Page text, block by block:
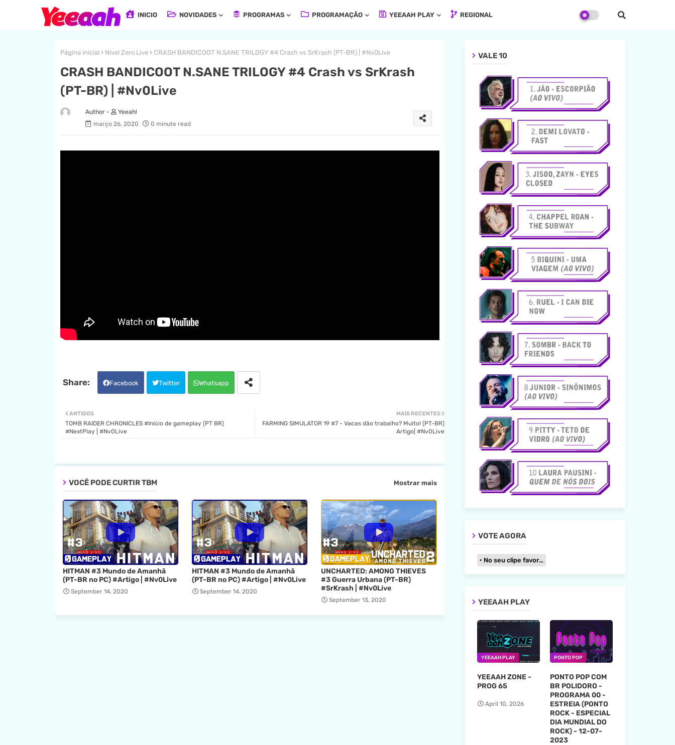
INICIO NOVIDADES PROGRAMAS PROGRAMAÇÃO YEEAAH PLAY REGIONAL
Página inicial Nível Zero Live CRASH BANDICOOT N.SANE TRILOGY #4 Crash vs SrKrash (PT-BR) | #Nv0Live
CRASH BANDICOOT N.SANE TRILOGY #4 Crash vs SrKrash
(PT-BR) | #Nv0Live
Yeeah!
março 26, 2020
0 minute read
Facebook Twitter Whatsapp
MAIS RECENTES
FARMING SIMULATOR 19 #7 - Vacas dão trabalho? Muito! (PT-BR)
Artigo| #Nv0Live
ANTIGOS
TOMB RAIDER CHRONICLES #Início de gameplay (PT BR)
#NextPlay | #Nv0Live
VOCÊ PODE CURTIR TBM Mostrar mais
HITMAN #3 Mundo de Amanhã
(PT-BR no PC) #Artigo | #Nv0Live
September 14, 2020
HITMAN #3 Mundo de Amanhã
(PT-BR no PC) #Artigo | #Nv0Live
September 14, 2020
UNCHARTED: AMONG THIEVES
#3 Guerra Urbana (PT-BR)
#SrKrash | #Nv0Live
September 13, 2020
VALE 10
VOTE AGORA
No seu clipe favorito
YEEAAH PLAY
YEEAAH PLAY
YEEAAH ZONE -
PROG 65
April 10, 2026
PONTO POP
PONTO POP COM
BR POLIDORO -
PROGRAMA 00 -
ESTREIA (PONTO
ROCK - ESPECIAL
DIA MUNDIAL DO
ROCK) - 12-07-
2023